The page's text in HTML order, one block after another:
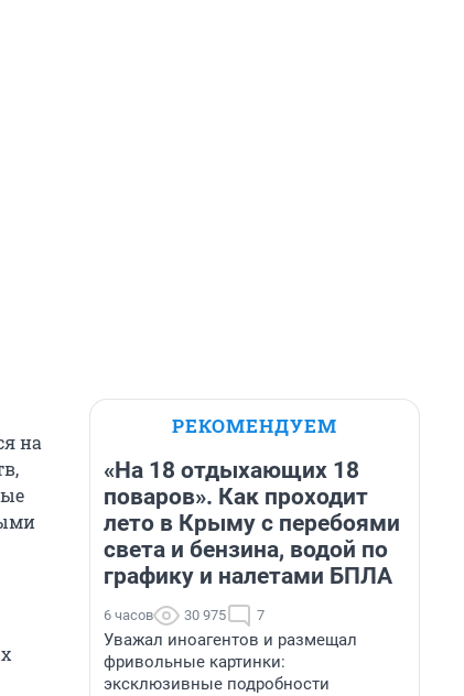
на
РЕКОМЕНДУЕМ
«На 18 отдыхающих 18
поваров». Как проходит
лето в Крыму с перебоями
света и бензина, водой по
графику и налетами БПЛА
6 часов 30 975 7
Уважал иноагентов и размещал
фривольные картинки:
эксклюзивные подробности